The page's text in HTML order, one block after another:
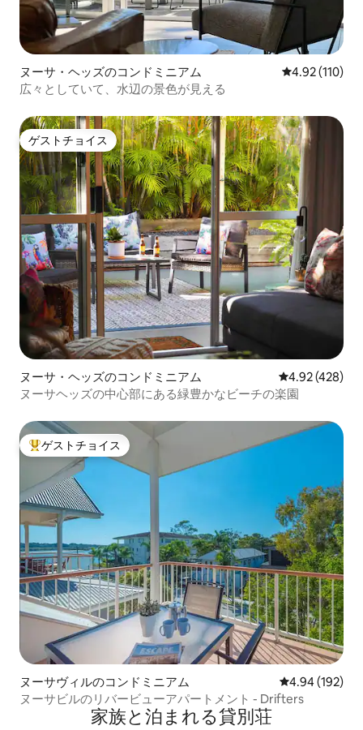
ヌーサ・ヘッズのコンドミニアム レビュー110
4.92 (110)
広々としていて、水辺の景色が見える
ゲストチョイス
ゲストチョイス
ヌーサ・ヘッズのコンドミニアム レビュー428
4.92 (428)
ヌーサヘッズの中心部にある緑豊かなビーチの楽園
大好評のゲストチョイスです。
ゲストチョイス
ヌーサヴィルのコンドミニアム レビュー192
4.94 (192)
ヌーサビルのリバービューアパートメント - Drifters
家族と泊まれる貸別荘